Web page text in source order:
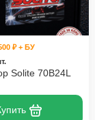
₽ + БУ
Solite 70B24L